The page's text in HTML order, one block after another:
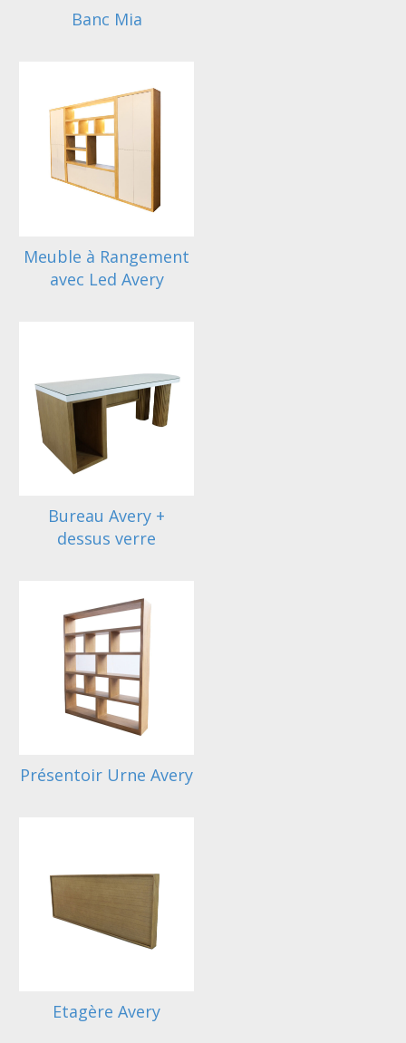
Banc Mia
Meuble à Rangement
avec Led Avery
Bureau Avery +
dessus verre
Présentoir Urne Avery
Etagère Avery